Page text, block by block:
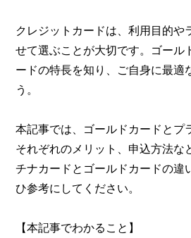
クレジットカードは、利用目的や
せて選ぶことが大切です。ゴール
ードの特長を知り、ご自身に最適
う。
本記事では、ゴールドカードとプ
それぞれのメリット、申込方法な
チナカードとゴールドカードの違
ひ参考にしてください。
【本記事でわかること】